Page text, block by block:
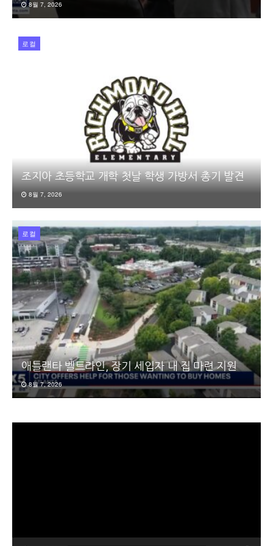
8월 7, 2026
로컬
조지아 초등학교 개학 첫날 학생 가방서 총기 발견
8월 7, 2026
로컬
애틀랜타 벨트라인, 장기 세입자 내 집 마련 지원
8월 7, 2026